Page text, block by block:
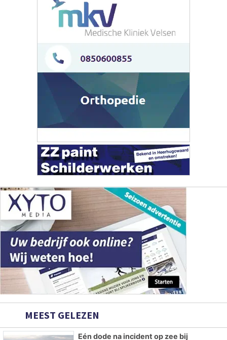
MEEST GELEZEN
Eén dode na incident op zee bij